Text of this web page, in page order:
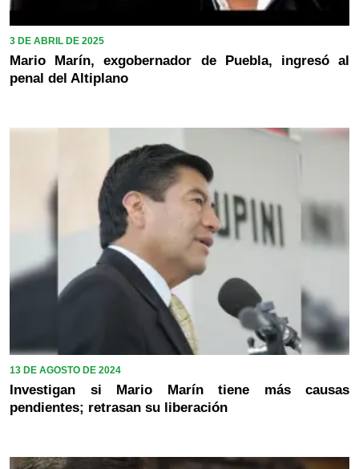
3 DE ABRIL DE 2025
Mario Marín, exgobernador de Puebla, ingresó al
penal del Altiplano
13 DE AGOSTO DE 2024
Investigan si Mario Marín tiene más causas
pendientes; retrasan su liberación